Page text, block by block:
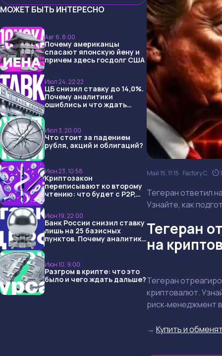
МОЖЕТ БЫТЬ ИНТЕРЕСНО
Авг 6, 8:00
Почему американцы
спасают японскую йену и
причем здесь госдолг США
Июл 24, 22:22
ЦБ снизил ставку до 14,0%.
Почему аналитики
ошиблись и что ждать
Июл 3, 20:00
Что стоит за падением
рубля, акций и облигаций?
Июн 23, 10:58
Криптозакон
переписывают ко второму
чтению: что будет с P2P,
Июн 19, 22:00
Банк России снизил ставку
лишь на 25 базисных
пунктов. Почему аналитики
Июн 10, 9:00
Разгром в крипте: что это
было и чего ждать дальше?
Май 15, 11:15 Factory C.
Тегеран ответил
Узнайте, как
Тегеран
на
Тегеран
криптовалют.
риск‑менеджмент
→ Купить и